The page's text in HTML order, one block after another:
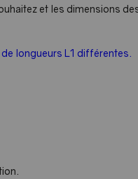
et les dimensions
longueurs L1 différentes.